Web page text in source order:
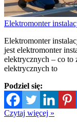
Elektromonter
Elektromonter
jest elektromonter
elektrycznych – co to
elektrycznych to
Podziel się:
Czytaj więcej »